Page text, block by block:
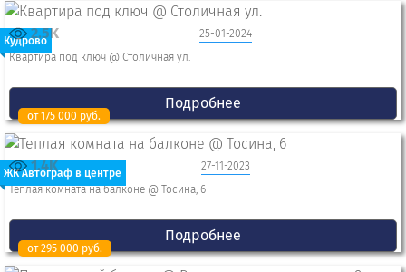
Кудрово
25-01-2024
2.5K
Квартира под ключ @ Столичная ул.
Подробнее
ЖК Автограф в центре
от 175 000 руб.
27-11-2023
1.4K
Теплая комната на балконе @ Тосина, 6
Подробнее
от 295 000 руб.